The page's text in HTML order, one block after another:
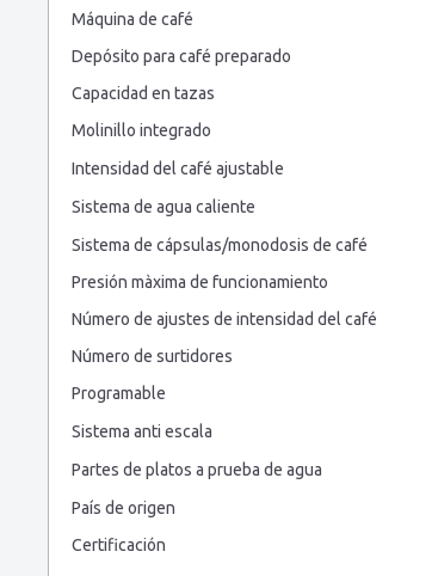
Máquina de café
Depósito para café preparado
Capacidad en tazas
Molinillo integrado
Intensidad del café ajustable
Sistema de agua caliente
Sistema de cápsulas/monodosis de café
Presión màxima de funcionamiento
Número de ajustes de intensidad del café
Número de surtidores
Programable
Sistema anti escala
Partes de platos a prueba de agua
País de origen
Certificación